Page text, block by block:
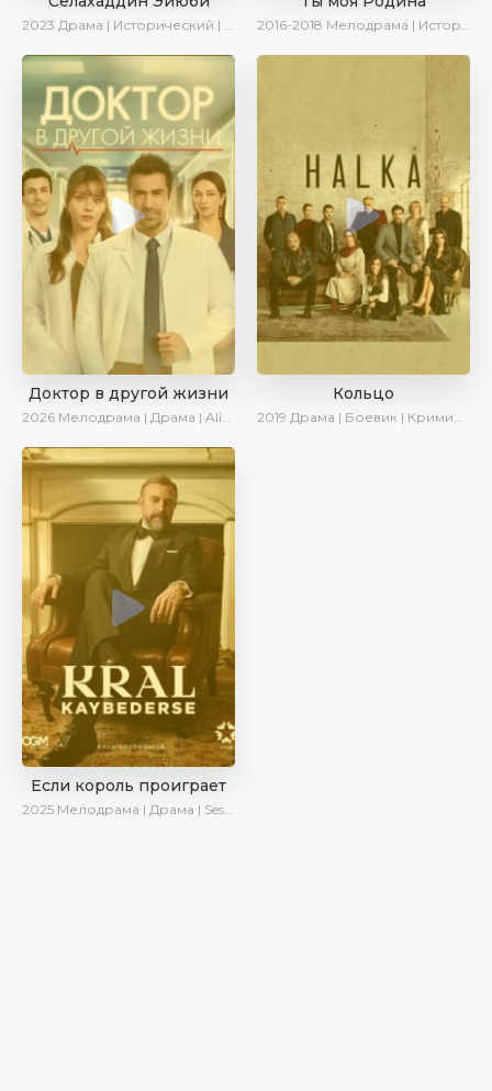
2023 Драма | Исторический | Сериалы 2023 2016-2018 Мелодрама | Исторический | Военный | Turok1990
Доктор в другой жизни
2026 Мелодрама | Драма | AlisaDirilis | Новинки
Кольцо
2019 Драма | Боевик | Криминал
Если король проиграет
2025 Мелодрама | Драма | SesDizi | Ирина Котова | AlisaDirilis | Turok1990 | Новинки | Сериалы 2025